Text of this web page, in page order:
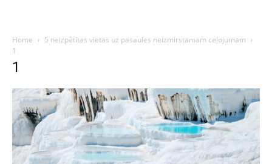
Home
5 neizpētītas vietas uz pasaules neizmirstamam ceļojumam
1
1